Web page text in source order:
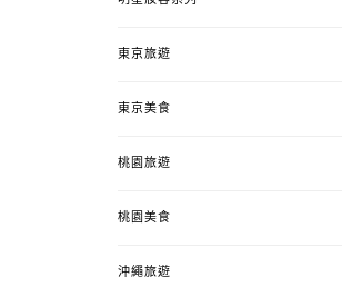
東京旅遊
東京美食
桃園旅遊
桃園美食
沖繩旅遊